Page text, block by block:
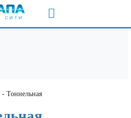
Тоннельная